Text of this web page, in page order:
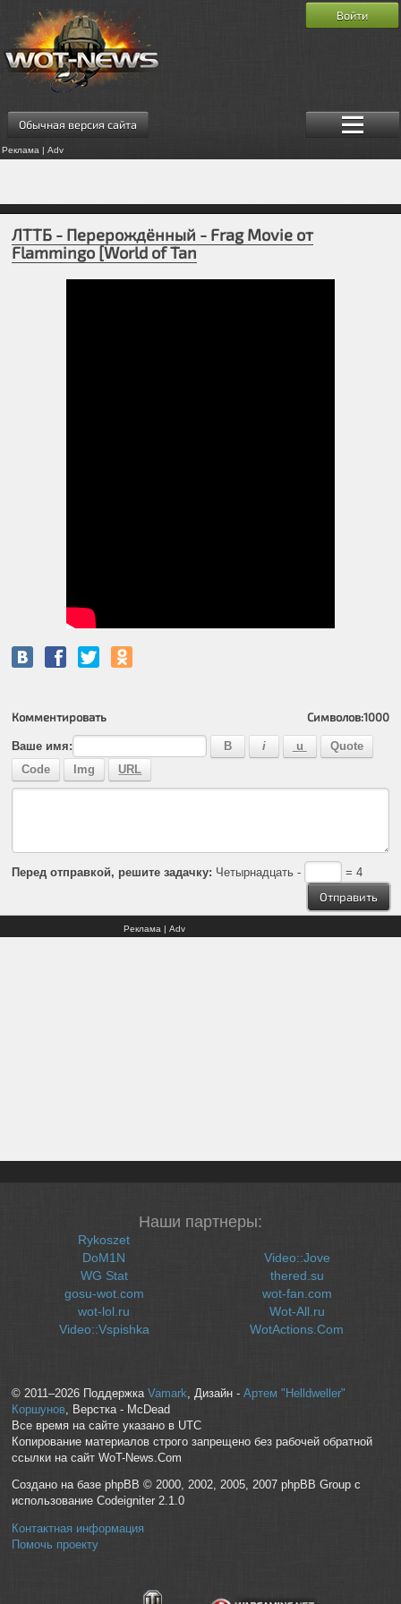
Обычная версия сайта
Реклама | Adv
Войти
ЛТТБ - Перерождённый - Frag Movie от
Flammingo [World of Tan
Комментировать Символов:1000
Ваше имя:
Перед отправкой, решите задачку: Четырнадцать - = 4
Реклама | Adv
Наши партнеры:
Rykoszet
DoM1N
WG Stat
gosu-wot.com
wot-lol.ru
Video::Vspishka
Video::Jove
thered.su
wot-fan.com
Wot-All.ru
WotActions.Com
© 2011–2026 Поддержка Vamark, Дизайн - Артем "Helldweller"
Коршунов, Верстка - McDead
Все время на сайте указано в UTC
Копирование материалов строго запрещено без рабочей обратной
ссылки на сайт WoT-News.Com
Создано на базе phpBB © 2000, 2002, 2005, 2007 phpBB Group с
использование Codeigniter 2.1.0
Контактная информация
Помочь проекту